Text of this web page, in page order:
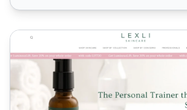
Lexli International Affiliate-Programm